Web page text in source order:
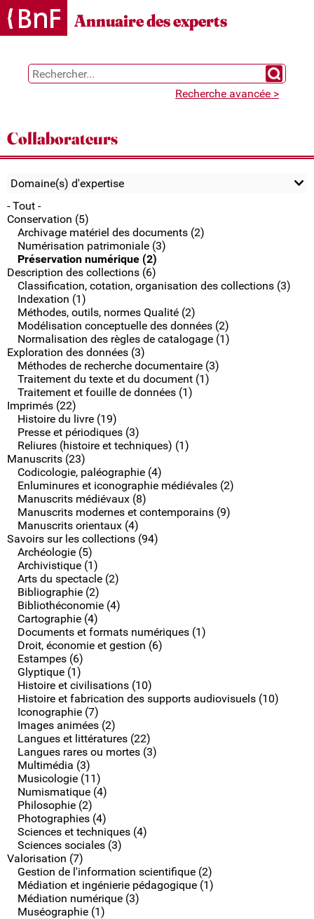
Gestion des cookies
Annuaire des experts
Chercher
Recherche avancée >
Collaborateurs
Domaine(s) d'expertise
- Tout -
Conservation (5)
Archivage matériel des documents (2)
Numérisation patrimoniale (3)
Préservation numérique (2)
Description des collections (6)
Classification, cotation, organisation des collections (3)
Indexation (1)
Méthodes, outils, normes Qualité (2)
Modélisation conceptuelle des données (2)
Normalisation des règles de catalogage (1)
Exploration des données (3)
Méthodes de recherche documentaire (3)
Traitement du texte et du document (1)
Traitement et fouille de données (1)
Imprimés (22)
Histoire du livre (19)
Presse et périodiques (3)
Reliures (histoire et techniques) (1)
Manuscrits (23)
Codicologie, paléographie (4)
Enluminures et iconographie médiévales (2)
Manuscrits médiévaux (8)
Manuscrits modernes et contemporains (9)
Manuscrits orientaux (4)
Savoirs sur les collections (94)
Archéologie (5)
Archivistique (1)
Arts du spectacle (2)
Bibliographie (2)
Bibliothéconomie (4)
Cartographie (4)
Documents et formats numériques (1)
Droit, économie et gestion (6)
Estampes (6)
Glyptique (1)
Histoire et civilisations (10)
Histoire et fabrication des supports audiovisuels (10)
Iconographie (7)
Images animées (2)
Langues et littératures (22)
Langues rares ou mortes (3)
Multimédia (3)
Musicologie (11)
Numismatique (4)
Philosophie (2)
Photographies (4)
Sciences et techniques (4)
Sciences sociales (3)
Valorisation (7)
Gestion de l'information scientifique (2)
Médiation et ingénierie pédagogique (1)
Médiation numérique (3)
Muséographie (1)